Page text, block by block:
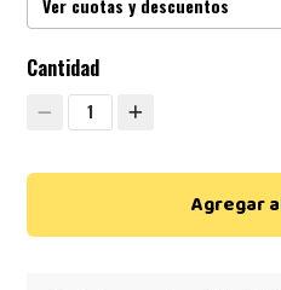
Ver cuotas y descuentos
Cantidad
1
Agregar